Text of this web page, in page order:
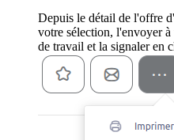
Depuis le détail de l'offre
votre sélection, l'envoyer
de travail et la signaler en